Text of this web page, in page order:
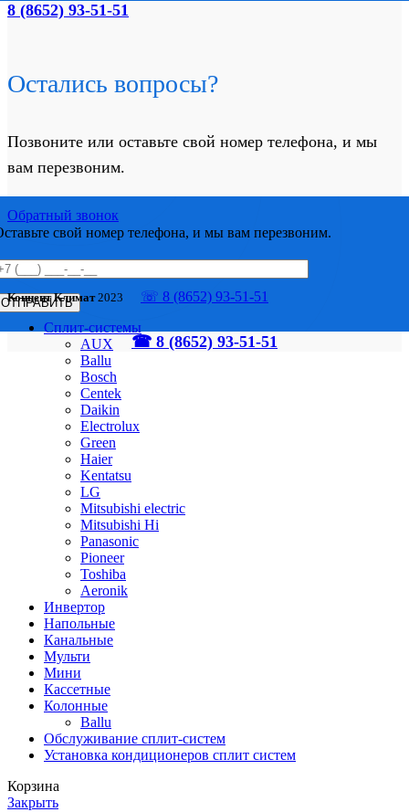
8 (8652) 93-51-51
Остались вопросы?
Позвоните или оставьте свой номер телефона, и мы
вам перезвоним.
Обратный звонок
свой номер телефона, и мы вам перезвоним.
☎ 8 (8652) 93-51-51
Концепт Климат 2023
☏ 8 (8652) 93-51-51
Сплит-системы
AUX
Ballu
Bosch
Centek
Daikin
Electrolux
Green
Haier
Kentatsu
LG
Mitsubishi electric
Mitsubishi Hi
Panasonic
Pioneer
Toshiba
Аeronik
Инвертор
Напольные
Канальные
Мульти
Мини
Кассетные
Колонные
Ballu
Обслуживание сплит-систем
Установка кондиционеров сплит систем
Корзина
Закрыть